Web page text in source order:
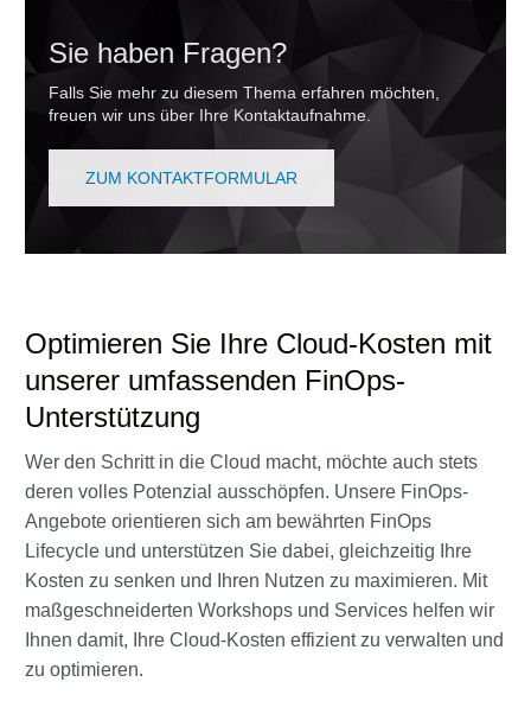
Sie haben Fragen?
Falls Sie mehr zu diesem Thema erfahren möchten,
freuen wir uns über Ihre Kontaktaufnahme.
ZUM KONTAKTFORMULAR
Optimieren Sie Ihre Cloud-Kosten mit
unserer umfassenden FinOps-
Unterstützung
Wer den Schritt in die Cloud macht, möchte auch stets
deren volles Potenzial ausschöpfen. Unsere FinOps-
Angebote orientieren sich am bewährten FinOps
Lifecycle und unterstützen Sie dabei, gleichzeitig Ihre
Kosten zu senken und Ihren Nutzen zu maximieren. Mit
maßgeschneiderten Workshops und Services helfen wir
Ihnen damit, Ihre Cloud-Kosten effizient zu verwalten und
zu optimieren.